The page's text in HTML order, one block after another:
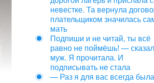
невестке. Та вернула
плательщиком значилась
мать
Подпиши и не читай, ты всё
равно не поймёшь! — сказал
муж. Я прочитала. И
подписывать не стала
— Раз я для вас всегда была